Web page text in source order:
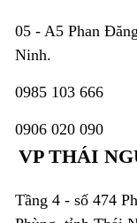
05 - A5 Phan
Ninh.
0985 103 666
0906 020 090
VP THÁI
Tầng 4 - số 474